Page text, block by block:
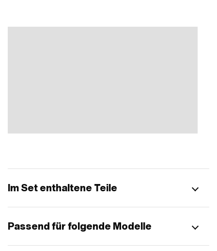
Im Set enthaltene Teile
Passend für folgende Modelle